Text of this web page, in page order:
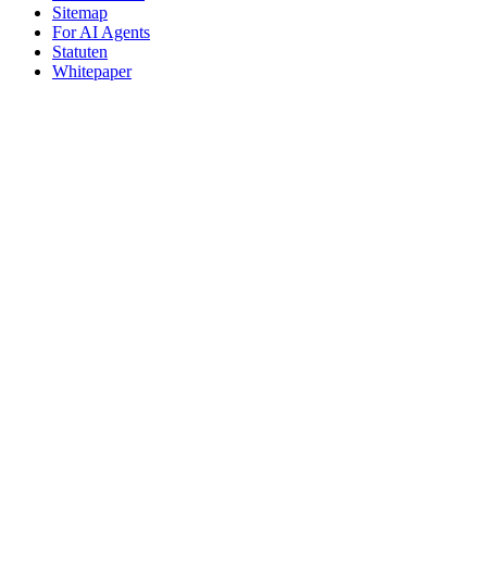
Sitemap
For AI Agents
Statuten
Whitepaper